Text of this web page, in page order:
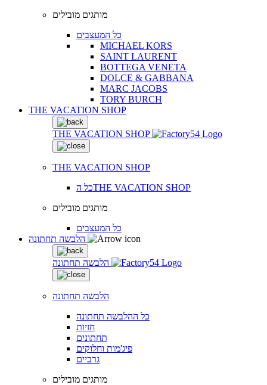
מותגים מובילים
כל המעצבים
MICHAEL KORS
SAINT LAURENT
BOTTEGA VENETA
DOLCE & GABBANA
MARC JACOBS
TORY BURCH
THE VACATION SHOP
THE VACATION SHOP
THE VACATION SHOP
כל הTHE VACATION SHOP
מותגים מובילים
כל המעצבים
הלבשה תחתונה
הלבשה תחתונה
כל ההלבשה תחתונה
חזיות
תחתונים
פיג'מות וחלוקים
גרביים
מותגים מובילים